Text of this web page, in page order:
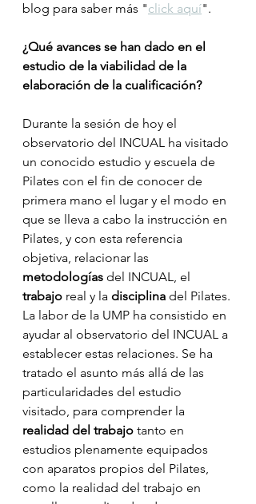
blog para saber más "click aquí".
¿Qué avances se han dado en el
estudio de la viabilidad de la
elaboración de la cualificación?
Durante la sesión de hoy el
observatorio del INCUAL ha visitado
un conocido estudio y escuela de
Pilates con el fin de conocer de
primera mano el lugar y el modo en
que se lleva a cabo la instrucción en
Pilates, y con esta referencia
objetiva, relacionar las
metodologías del INCUAL, el
trabajo real y la disciplina del Pilates.
La labor de la UMP ha consistido en
ayudar al observatorio del INCUAL a
establecer estas relaciones. Se ha
tratado el asunto más allá de las
particularidades del estudio
visitado, para comprender la
realidad del trabajo tanto en
estudios plenamente equipados
con aparatos propios del Pilates,
como la realidad del trabajo en